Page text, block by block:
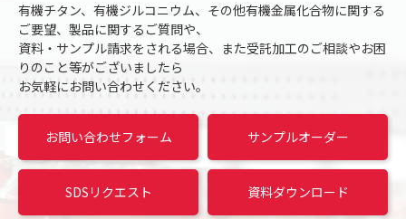
有機チタン、有機ジルコニウム、その他有機金属化合物に関する
ご要望、製品に関するご質問や、
資料・サンプル請求をされる場合、また受託加工のご相談やお困
りのこと等がございましたら
お気軽にお問い合わせください。
お問い合わせフォーム サンプルオーダー
SDSリクエスト 資料ダウンロード